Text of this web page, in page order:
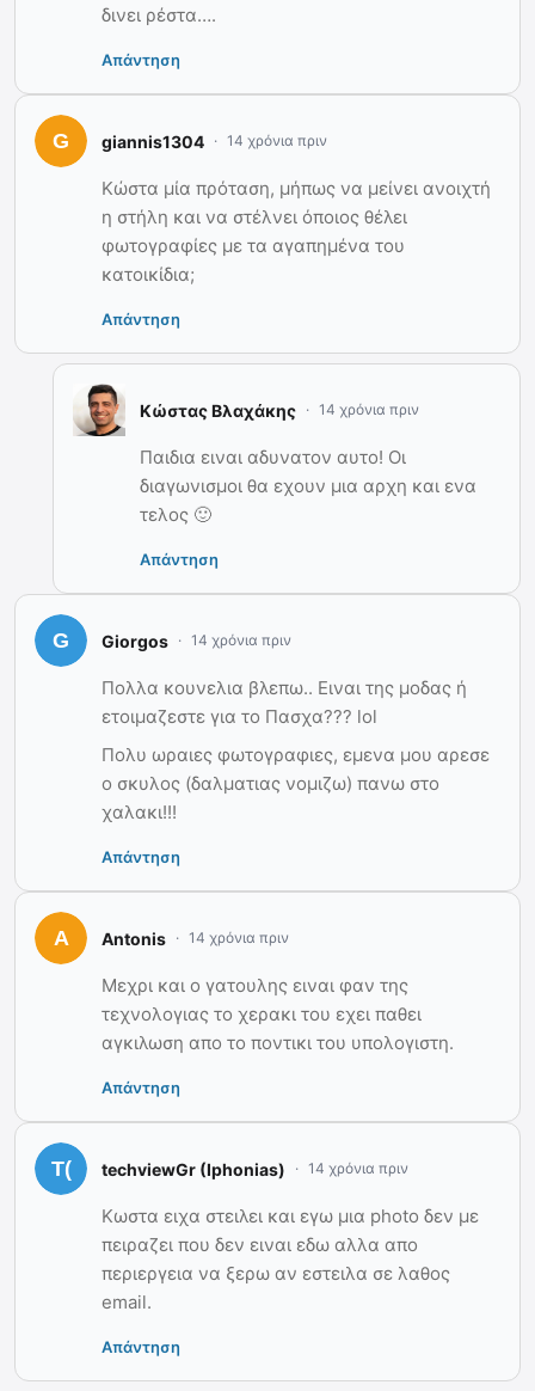
δινει ρέστα….
Απάντηση
giannis1304 14 χρόνια πριν
Κώστα μία πρόταση, μήπως να μείνει ανοιχτή
η στήλη και να στέλνει όποιος θέλει
φωτογραφίες με τα αγαπημένα του
κατοικίδια;
Απάντηση
Κώστας Βλαχάκης 14 χρόνια πριν
Παιδια ειναι αδυνατον αυτο! Οι
διαγωνισμοι θα εχουν μια αρχη και ενα
τελος 🙂
Απάντηση
Giorgos 14 χρόνια πριν
Πολλα κουνελια βλεπω.. Ειναι της μοδας ή
ετοιμαζεστε για το Πασχα??? lol
Πολυ ωραιες φωτογραφιες, εμενα μου αρεσε
ο σκυλος (δαλματιας νομιζω) πανω στο
χαλακι!!!
Απάντηση
Antonis 14 χρόνια πριν
Μεχρι και ο γατουλης ειναι φαν της
τεχνολογιας το χερακι του εχει παθει
αγκιλωση απο το ποντικι του υπολογιστη.
Απάντηση
techviewGr (Iphonias) 14 χρόνια πριν
Κωστα ειχα στειλει και εγω μια photo δεν με
πειραζει που δεν ειναι εδω αλλα απο
περιεργεια να ξερω αν εστειλα σε λαθος
email.
Απάντηση